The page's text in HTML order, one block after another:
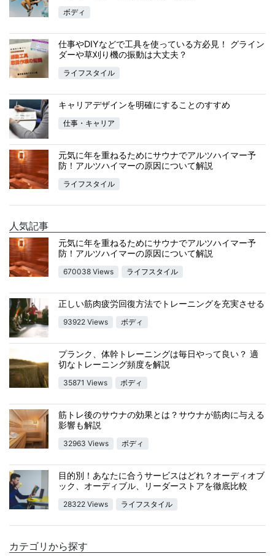
ボディ
仕事やDIYなどで工具を使っている方必見！ グライン
ダーや草刈り機の振動は大丈夫？
ライフスタイル
キャリアデザインを明確にすることのすすめ
仕事・キャリア
元気に年を重ねるためにサウナでアルツハイマー予
防！アルツハイマーの原因について解説
ライフスタイル
人気記事
元気に年を重ねるためにサウナでアルツハイマー予
防！アルツハイマーの原因について解説
670038 Views ライフスタイル
正しい筋肉疲労回復方法でトレーニングを充実させる
93922 Views ボディ
プランク、体幹トレーニングは毎日やって良い？ 適
切なトレーニング頻度を解説
35871 Views ボディ
筋トレ後のサウナの効果とは？サウナが筋肉に与える
影響も解説
32963 Views ボディ
目的別！あなたに合うサービスはどれ？オーディオブ
ック、オーディブル、リーダーストアを徹底比較
28322 Views ライフスタイル
カテゴリから探す